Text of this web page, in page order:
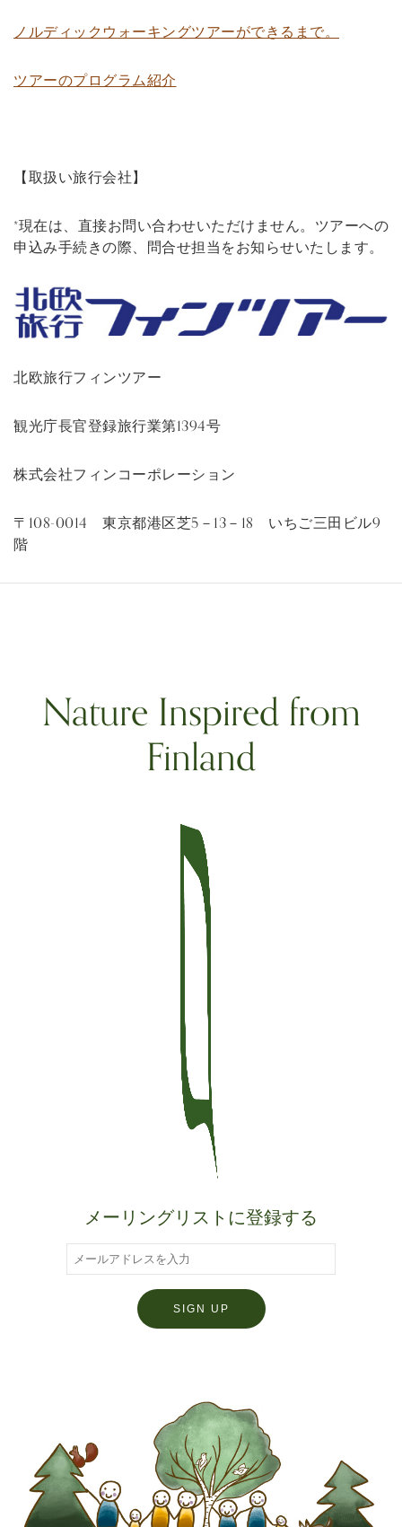
ノルディックウォーキングツアーができるまで。
ツアーのプログラム紹介
【取扱い旅行会社】
*現在は、直接お問い合わせいただけません。ツアーへの
申込み手続きの際、問合せ担当をお知らせいたします。
北欧旅行フィンツアー
観光庁長官登録旅行業第1394号
株式会社フィンコーポレーション
〒108-0014 東京都港区芝5－13－18 いちご三田ビル9
階
Nature Inspired from
Finland
メーリングリストに登録する